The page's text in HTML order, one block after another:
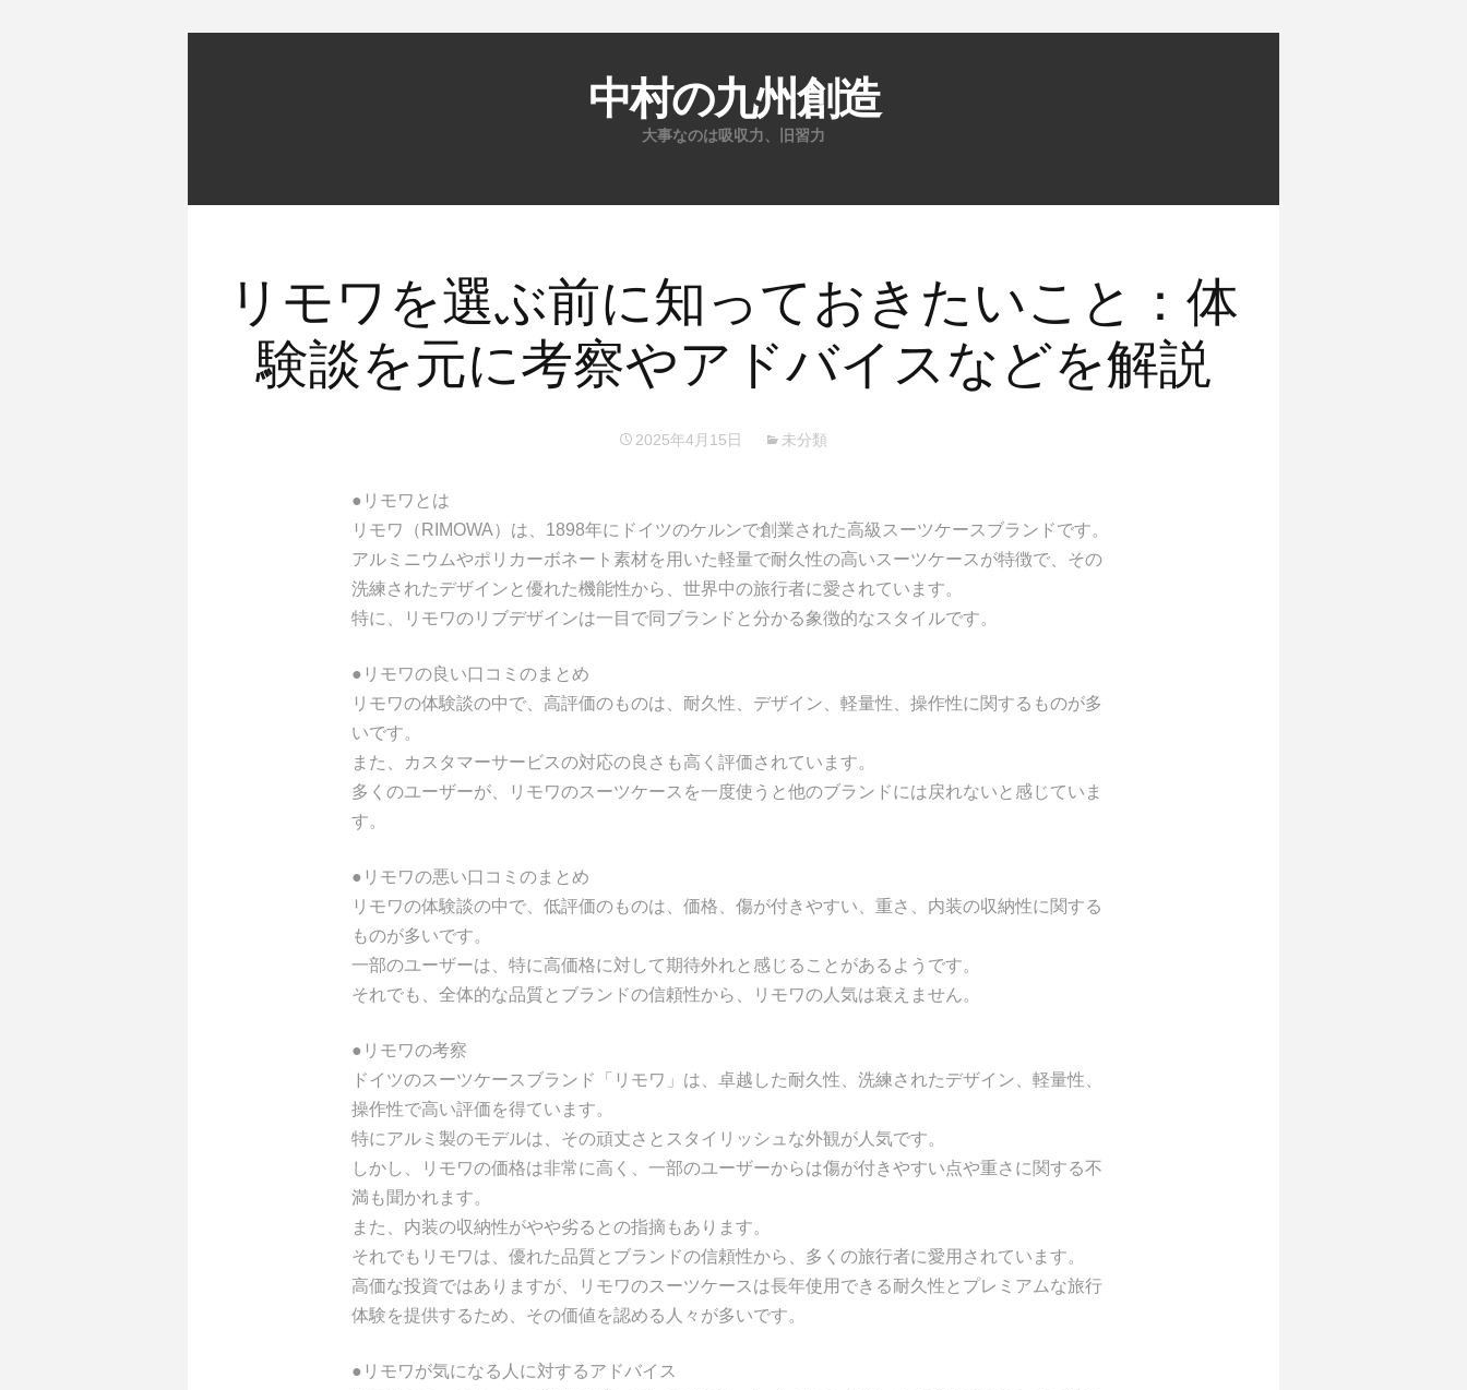
中村の九州創造
大事なのは吸収力、旧習力
ツ
プ
リモワを選ぶ前に知っておきたいこと：体
験談を元に考察やアドバイスなどを解説
2025年4月15日 未分類
●リモワとは
リモワ（RIMOWA）は、1898年にドイツのケルンで創業された高級スーツケースブランドです。
アルミニウムやポリカーボネート素材を用いた軽量で耐久性の高いスーツケースが特徴で、その
洗練されたデザインと優れた機能性から、世界中の旅行者に愛されています。
特に、リモワのリブデザインは一目で同ブランドと分かる象徴的なスタイルです。
●リモワの良い口コミのまとめ
リモワの体験談の中で、高評価のものは、耐久性、デザイン、軽量性、操作性に関するものが多
いです。
また、カスタマーサービスの対応の良さも高く評価されています。
多くのユーザーが、リモワのスーツケースを一度使うと他のブランドには戻れないと感じていま
す。
●リモワの悪い口コミのまとめ
リモワの体験談の中で、低評価のものは、価格、傷が付きやすい、重さ、内装の収納性に関する
ものが多いです。
一部のユーザーは、特に高価格に対して期待外れと感じることがあるようです。
それでも、全体的な品質とブランドの信頼性から、リモワの人気は衰えません。
●リモワの考察
ドイツのスーツケースブランド「リモワ」は、卓越した耐久性、洗練されたデザイン、軽量性、
操作性で高い評価を得ています。
特にアルミ製のモデルは、その頑丈さとスタイリッシュな外観が人気です。
しかし、リモワの価格は非常に高く、一部のユーザーからは傷が付きやすい点や重さに関する不
満も聞かれます。
また、内装の収納性がやや劣るとの指摘もあります。
それでもリモワは、優れた品質とブランドの信頼性から、多くの旅行者に愛用されています。
高価な投資ではありますが、リモワのスーツケースは長年使用できる耐久性とプレミアムな旅行
体験を提供するため、その価値を認める人々が多いです。
●リモワが気になる人に対するアドバイス